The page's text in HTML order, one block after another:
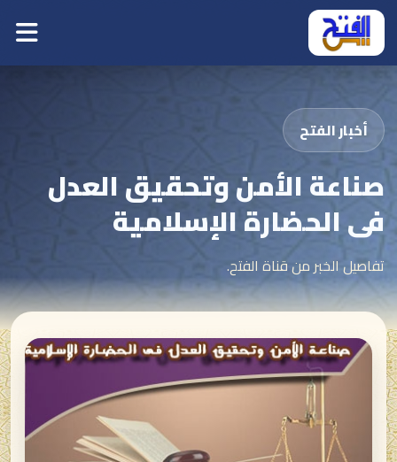
أخبار الفتح
صناعة الأمن وتحقيق العدل
فى الحضارة الإسلامية
تفاصيل الخبر من قناة الفتح.